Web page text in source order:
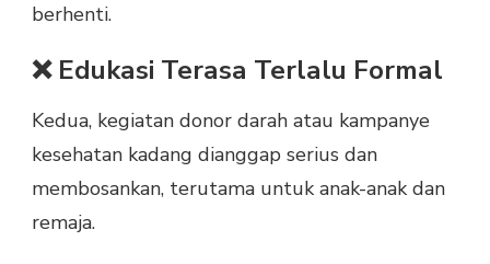
berhenti.
❌ Edukasi Terasa Terlalu Formal
Kedua, kegiatan donor darah atau kampanye
kesehatan kadang dianggap serius dan
membosankan, terutama untuk anak-anak dan
remaja.